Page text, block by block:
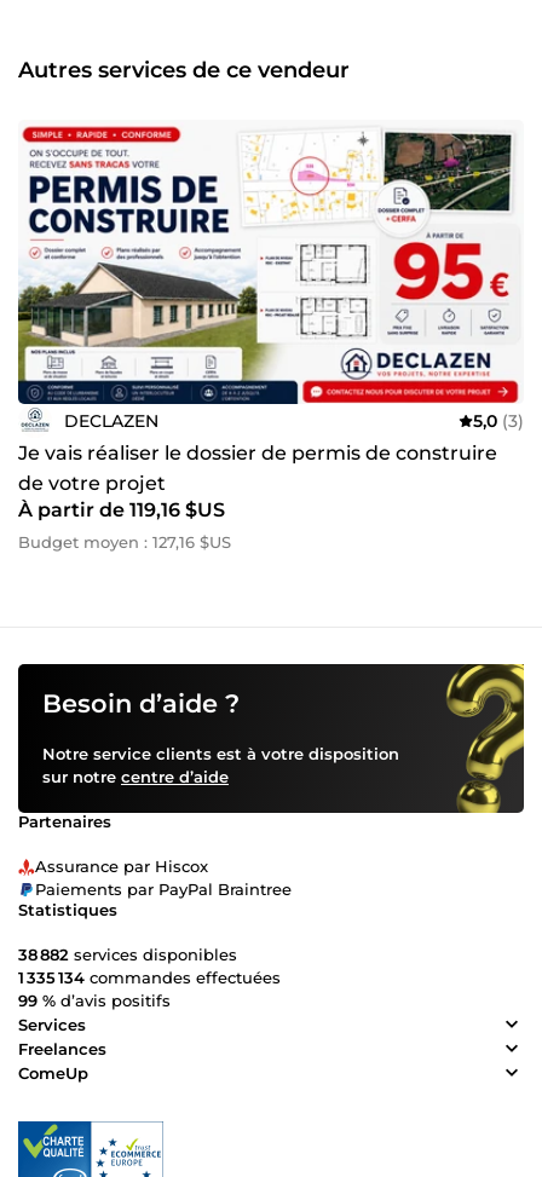
Autres services de ce vendeur
DECLAZEN 5,0 (3)
Je vais réaliser le dossier de permis de construire
de votre projet
À partir de 119,16 $US
Budget moyen : 127,16 $US
Besoin d’aide ?
Notre service clients est à votre disposition
sur notre centre d’aide
Partenaires
Assurance par Hiscox
Paiements par PayPal Braintree
Statistiques
38 882 services disponibles
1 335 134 commandes effectuées
99 % d’avis positifs
Services
Freelances
ComeUp